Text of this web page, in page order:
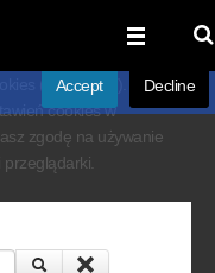
(ciasteczka). Dowiedz
cookies w
zgodę na używanie
cookies to ensure you to
Accept Decline